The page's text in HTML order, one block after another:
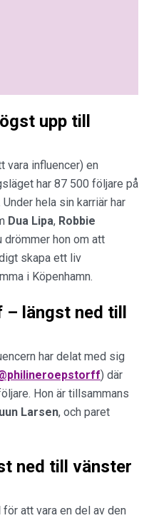
upp till
vara influencer) en
har 87 500 följare på
Under hela sin karriär har
Dua Lipa, Robbie
drömmer hon om att
skapa ett liv
i Köpenhamn.
längst ned till
har delat med sig
) där
Hon är tillsammans
Larsen, och paret
ned till vänster
för att vara en del av den